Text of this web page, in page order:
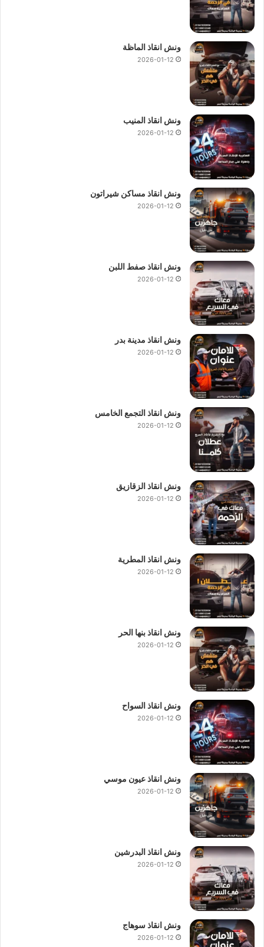
ونش انقاذ الماظة
2026-01-12
ونش انقاذ المنيب
2026-01-12
ونش انقاذ مساكن شيراتون
2026-01-12
ونش انقاذ صفط اللبن
2026-01-12
ونش انقاذ مدينة بدر
2026-01-12
ونش انقاذ التجمع الخامس
2026-01-12
ونش انقاذ الزقازيق
2026-01-12
ونش انقاذ المطرية
2026-01-12
ونش انقاذ بنها الحر
2026-01-12
ونش انقاذ السواح
2026-01-12
ونش انقاذ عيون موسي
2026-01-12
ونش انقاذ البدرشين
2026-01-12
ونش انقاذ سوهاج
2026-01-12